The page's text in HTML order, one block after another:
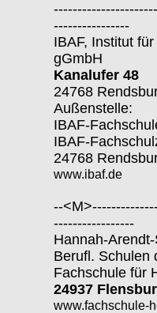
----------------
IBAF, Institut
gGmbH
Kanalufer 48
24768
Außenstelle:
IBAF-
IBAF-
24768
www.ibaf.de
--
-----------------
Hannah-
Berufl. Schulen
Fachschule für
24937
www.fachschule-